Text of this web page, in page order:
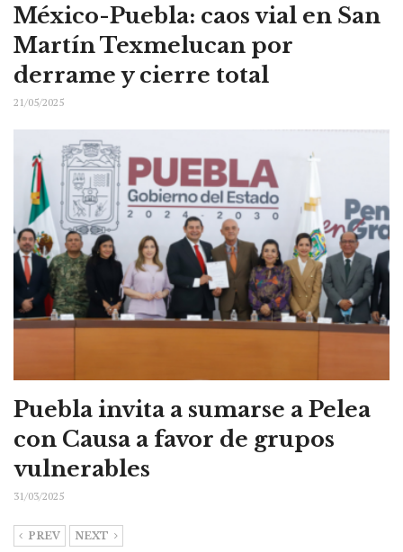
México-Puebla: caos vial en San
Martín Texmelucan por
derrame y cierre total
21/05/2025
Puebla invita a sumarse a Pelea
con Causa a favor de grupos
vulnerables
31/03/2025
PREV NEXT